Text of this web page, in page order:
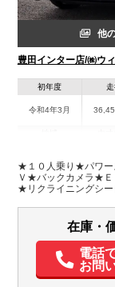
他
豊田インター店/㈱ウ
初年度
令和4年3月
愛知県
パワステ
カーナビ
TV ETC
メンテナンスノート（
★１０人乗り★パワー
Ｖ★バックカメラ★
★リクライニングシ
ーレスキー★ナビ型
在庫・
電話
お問